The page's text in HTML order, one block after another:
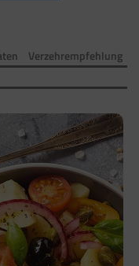
Verzehrempfehlung